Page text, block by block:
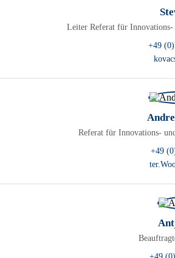
Leiter Referat für Innovations-
+49
Referat für Innovations-
+49